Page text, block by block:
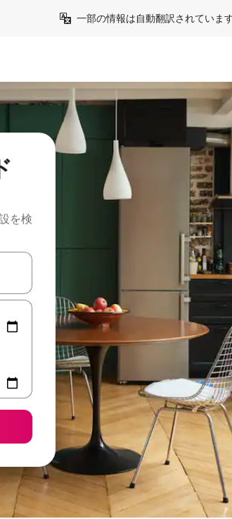
一部の情報は自動翻訳されています
を検
て移動するか、画面をタッチまたはスワイプして